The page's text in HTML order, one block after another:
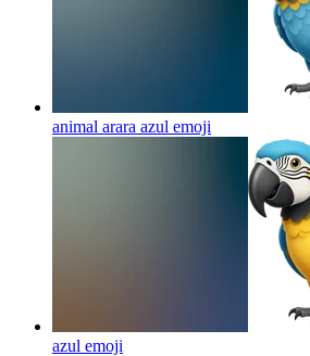
animal arara azul emoji
azul emoji